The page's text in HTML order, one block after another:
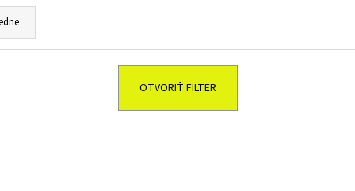
OTVORIŤ FILTER